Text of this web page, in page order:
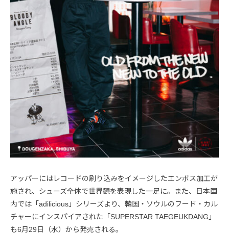
アッパーにはレコードの刷り込みをイメージしたエンボス加工が
施され、シューズ全体で世界観を表現した一足に。また、日本国
内では「adilicious」シリーズより、韓国・ソウルのフード・カル
チャーにインスパイアされた「SUPERSTAR TAEGEUKDANG」
も6月29日（水）から発売される。